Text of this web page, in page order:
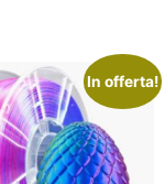
In offerta!